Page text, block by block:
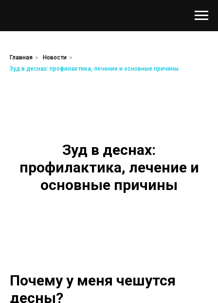
Главная » Новости »
Зуд в деснах: профилактика, лечение и основные причины
Зуд в деснах:
профилактика, лечение и
основные причины
Почему у меня чешутся
десны?